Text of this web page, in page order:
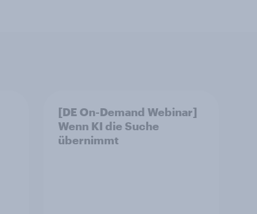
[DE On-Demand Webinar]
Wenn KI die Suche
übernimmt